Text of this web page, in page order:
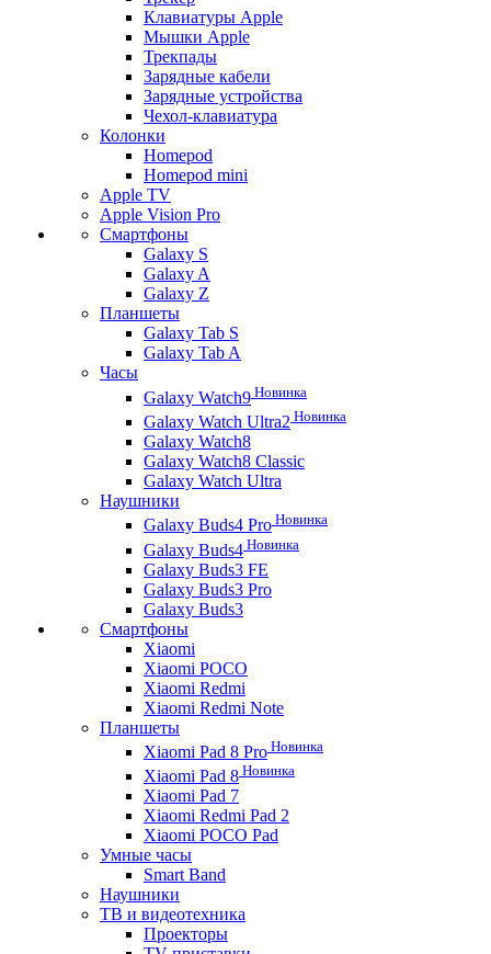
Клавиатуры Apple
Мышки Apple
Трекпады
Зарядные кабели
Зарядные устройства
Чехол-клавиатура
Колонки
Homepod
Homepod mini
Apple TV
Apple Vision Pro
Смартфоны
Galaxy S
Galaxy A
Galaxy Z
Планшеты
Galaxy Tab S
Galaxy Tab A
Часы
Galaxy Watch9 Новинка
Galaxy Watch Ultra2 Новинка
Galaxy Watch8
Galaxy Watch8 Classic
Galaxy Watch Ultra
Наушники
Galaxy Buds4 Pro Новинка
Galaxy Buds4 Новинка
Galaxy Buds3 FE
Galaxy Buds3 Pro
Galaxy Buds3
Смартфоны
Xiaomi
Xiaomi POCO
Xiaomi Redmi
Xiaomi Redmi Note
Планшеты
Xiaomi Pad 8 Pro Новинка
Xiaomi Pad 8 Новинка
Xiaomi Pad 7
Xiaomi Redmi Pad 2
Xiaomi POCO Pad
Умные часы
Smart Band
Наушники
ТВ и видеотехника
Проекторы